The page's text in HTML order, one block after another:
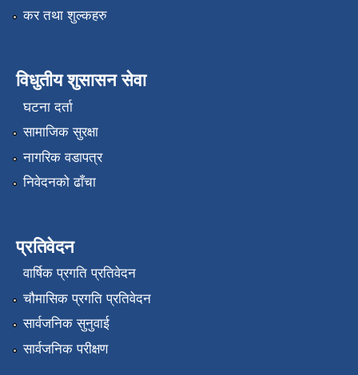
कर तथा शुल्कहरु
विधुतीय शुसासन सेवा
घटना दर्ता
सामाजिक सुरक्षा
नागरिक वडापत्र
निवेदनको ढाँचा
प्रतिवेदन
वार्षिक प्रगति प्रतिवेदन
चौमासिक प्रगति प्रतिवेदन
सार्वजनिक सुनुवाई
सार्वजनिक परीक्षण